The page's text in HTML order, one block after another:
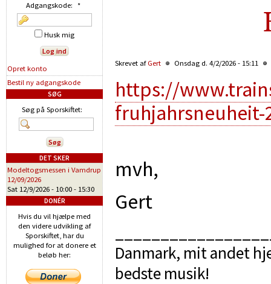
Skrevet af Gert Onsdag d. 4/2/2026 - 15:11
https://
mvh,
Gert
Danmark, mit andet
bedste musik!
Adgangskode: *
Husk mig
Opret konto
Bestil ny adgangskode
SØG
Søg på Sporskiftet:
DET SKER
Modeltogsmessen i Vamdrup
12/09/2026
Sat 12/9/2026 - 10:00 - 15:30
DONÉR
Hvis du vil hjælpe med
den videre udvikling af
Sporskiftet, har du
mulighed for at donere et
beløb her: